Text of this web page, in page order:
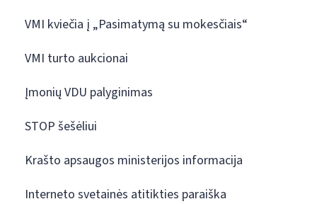
VMI kviečia į „Pasimatymą su mokesčiais“
VMI turto aukcionai
Įmonių VDU palyginimas
STOP šešėliui
Krašto apsaugos ministerijos informacija
Interneto svetainės atitikties paraiška